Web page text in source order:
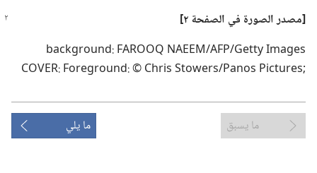
‏[مصدر الصورة في الصفحة ٢]‏
;‏s‏e‏r‏u‏t‏c‏i‏P‏ ‏s‏o‏n‏a‏P‏/‏s‏r‏e‏w‏o‏t‏S‏ ‏s‏i‏r‏h‏C‏ ‏©‏ :‏d‏n‏u‏o‏r‏g‏e‏r‏o‏F‏ :‏R‏E‏V‏O‏C‏
ما يسبق ما يلي